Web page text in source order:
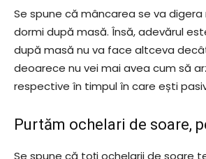
Se spune că mâncarea se va
dormi după masă. Însă, adevărul
după masă nu va face altceva
deoarece nu vei mai avea cum să
respective în timpul în care ești
Purtăm ochelari de soare,
Se spune că toți ochelarii de soare